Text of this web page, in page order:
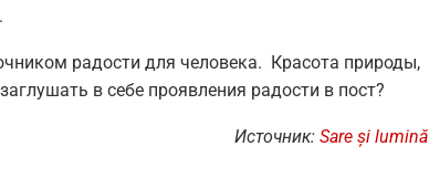
радости для человека. Красота природы,
в себе проявления радости в пост?
Источник: Sare și lumină